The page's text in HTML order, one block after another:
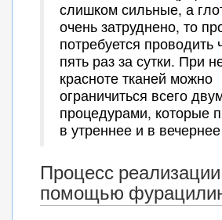
слишком сильные, а
очень затруднено, то
потребуется
пять раз за сутки. При
красноте тканей можно
ограничиться всего
процедурами, которые
в утреннее и в
Процесс
помощью